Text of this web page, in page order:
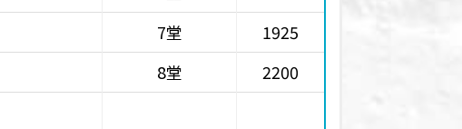
7堂
1925
8堂
2200